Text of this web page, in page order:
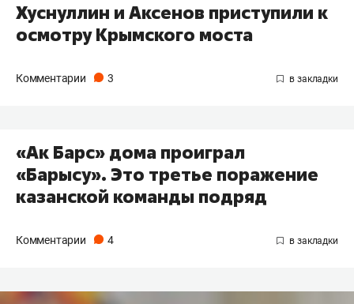
Хуснуллин и Аксенов приступили к
осмотру Крымского моста
Комментарии 3
«Ак Барс» дома проиграл
«Барысу». Это третье поражение
казанской команды подряд
Комментарии 4